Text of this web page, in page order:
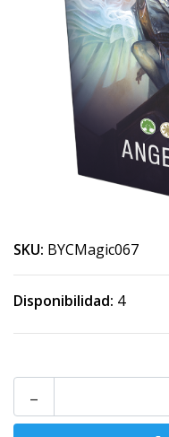
SKU: BYCMagic067
Disponibilidad: 4
-